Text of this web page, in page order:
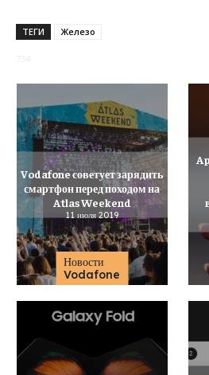
ТЕГИ Железо
Новости
Vodafone
Vodafone советует зарядить
смартфон перед походом на
Atlas Weekend
11 июля 2019